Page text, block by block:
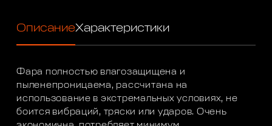
ОписаниеХарактеристики
Фара полностью влагозащищена и
пыленепроницаема, рассчитана на
использование в экстремальных условиях, не
боится вибраций, тряски или ударов. Очень